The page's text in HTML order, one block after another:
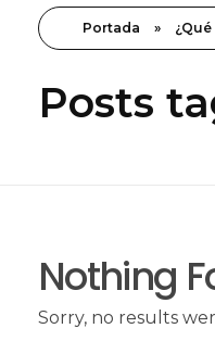
Portada »
Posts
Nothing
Sorry, no results